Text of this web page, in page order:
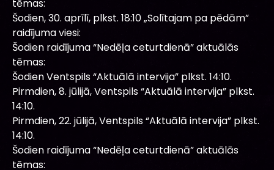
tēmas:
Šodien, 30. aprīlī, plkst. 18:10 „Solītajam pa pēdām”
raidījuma viesi:
Šodien raidījuma “Nedēļa ceturtdienā” aktuālās
tēmas:
Šodien Ventspils “Aktuālā intervija” plkst. 14:10.
Pirmdien, 8. jūlijā, Ventspils “Aktuālā intervija” plkst.
14:10.
Pirmdien, 22. jūlijā, Ventspils “Aktuālā intervija” plkst.
14:10.
Šodien raidījuma “Nedēļa ceturtdienā” aktuālās
tēmas: